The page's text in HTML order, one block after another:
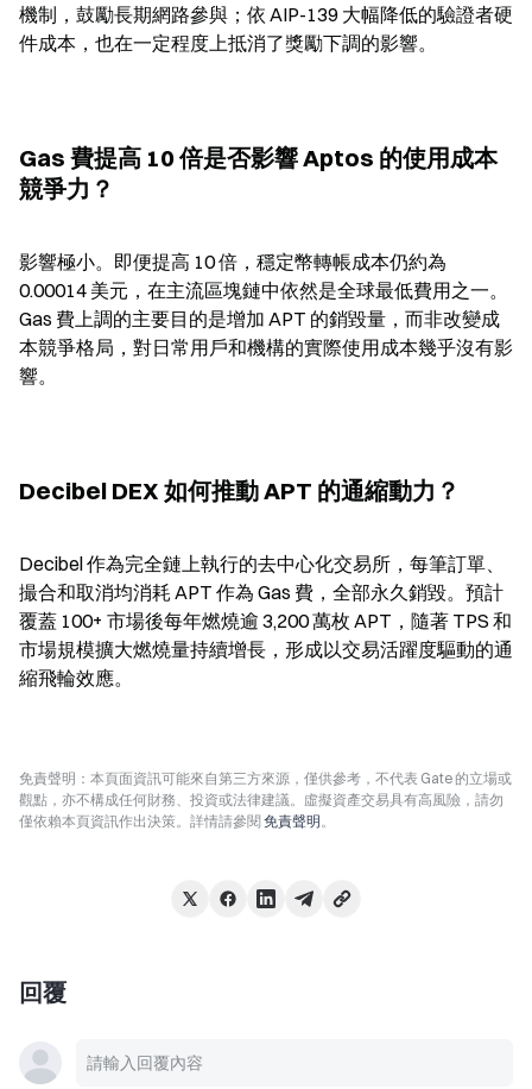
機制，鼓勵長期網路參與；依 AIP-139 大幅降低的驗證者硬
件成本，也在一定程度上抵消了獎勵下調的影響。
Gas 費提高 10 倍是否影響 Aptos 的使用成本
競爭力？
影響極小。即便提高 10 倍，穩定幣轉帳成本仍約為
0.00014 美元，在主流區塊鏈中依然是全球最低費用之一。
Gas 費上調的主要目的是增加 APT 的銷毀量，而非改變成
本競爭格局，對日常用戶和機構的實際使用成本幾乎沒有影
響。
Decibel DEX 如何推動 APT 的通縮動力？
Decibel 作為完全鏈上執行的去中心化交易所，每筆訂單、
撮合和取消均消耗 APT 作為 Gas 費，全部永久銷毀。預計
覆蓋 100+ 市場後每年燃燒逾 3,200 萬枚 APT，隨著 TPS 和
市場規模擴大燃燒量持續增長，形成以交易活躍度驅動的通
縮飛輪效應。
免責聲明：本頁面資訊可能來自第三方來源，僅供參考，不代表 Gate 的立場或
觀點，亦不構成任何財務、投資或法律建議。虛擬資產交易具有高風險，請勿
僅依賴本頁資訊作出決策。詳情請參閱 免責聲明。
回覆